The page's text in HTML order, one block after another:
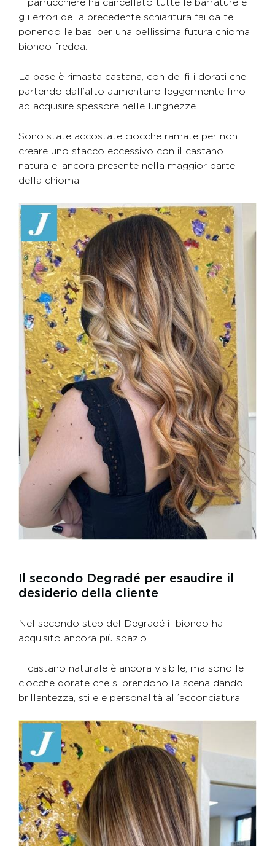
gli errori della precedente schiaritura fai da te
ponendo le basi per una bellissima futura chioma
biondo fredda.
La base è rimasta castana, con dei fili dorati che
partendo dall’alto aumentano leggermente fino
ad acquisire spessore nelle lunghezze.
Sono state accostate ciocche ramate per non
creare uno stacco eccessivo con il castano
naturale, ancora presente nella maggior parte
della chioma.
Il secondo Degradé per esaudire il
desiderio della cliente
Nel secondo step del Degradé il biondo ha
acquisito ancora più spazio.
Il castano naturale è ancora visibile, ma sono le
ciocche dorate che si prendono la scena dando
brillantezza, stile e personalità all’acconciatura.